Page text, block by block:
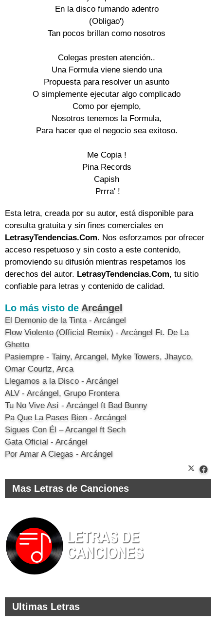
En la disco fumando adentro
(Obligao')
Tan pocos brillan como nosotros
Colegas presten atención..
Una Formula viene siendo una
Propuesta para resolver un asunto
O simplemente ejecutar algo complicado
Como por ejemplo,
Nosotros tenemos la Formula,
Para hacer que el negocio sea exitoso.
Me Copia !
Pina Records
Capish
Prrra' !
Esta letra, creada por su autor, está disponible para
consulta gratuita y sin fines comerciales en
LetrasyTendencias.Com. Nos esforzamos por ofrecer
acceso respetuoso y sin costo a este contenido,
promoviendo su difusión mientras respetamos los
derechos del autor. LetrasyTendencias.Com, tu sitio
confiable para letras y contenido de calidad.
Lo más visto de Arcángel
El Demonio de la Tinta - Arcángel
Flow Violento (Official Remix) - Arcángel Ft. De La
Ghetto
Pasiempre - Tainy, Arcangel, Myke Towers, Jhayco,
Omar Courtz, Arca
Llegamos a la Disco - Arcángel
ALV - Arcángel, Grupo Frontera
Tu No Vive Así - Arcángel ft Bad Bunny
Pa Que La Pases Bien - Arcángel
Sigues Con Él – Arcangel ft Sech
Gata Oficial - Arcángel
Por Amar A Ciegas - Arcángel
Mas Letras de Canciones
Ultimas Letras